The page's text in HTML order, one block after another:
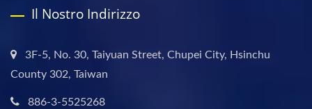
Il Nostro Indirizzo
3F-5, No. 30, Taiyuan Street, Chupei City, Hsinchu
County 302, Taiwan
886-3-5525268